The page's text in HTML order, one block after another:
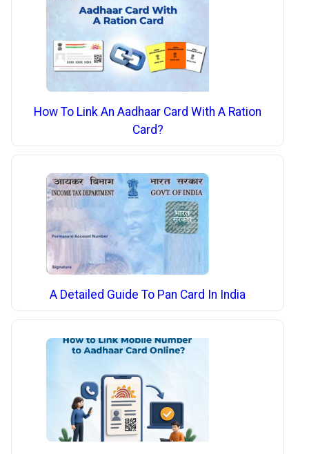
How To Link An Aadhaar Card With A Ration
Card?
A Detailed Guide To Pan Card In India